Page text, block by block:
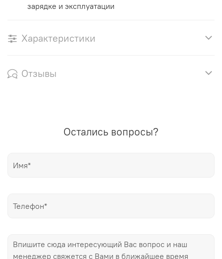
зарядке и эксплуатации
Характеристики
Отзывы
Остались вопросы?